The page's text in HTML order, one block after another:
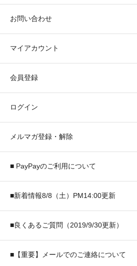
お問い合わせ
マイアカウント
会員登録
ログイン
メルマガ登録・解除
■ PayPayのご利用について
■新着情報8/8（土）PM14:00更新
■良くあるご質問（2019/9/30更新）
■【重要】メールでのご連絡について